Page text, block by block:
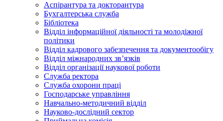
Аспірантура та докторантура
Бухгалтерська служба
Бібліотека
Відділ інформаційної діяльності та молодіжної
політики
Відділ кадрового забезпечення та документообігу
Відділ міжнародних зв’язків
Відділ організації наукової роботи
Служба ректора
Служба охорони праці
Господарське управління
Навчально-методичний відділ
Науково-дослідний сектор